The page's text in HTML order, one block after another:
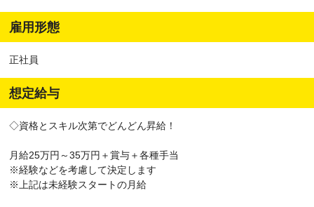
雇用形態
正社員
想定給与
◇資格とスキル次第でどんどん昇給！
月給25万円～35万円＋賞与＋各種手当
※経験などを考慮して決定します
※上記は未経験スタートの月給